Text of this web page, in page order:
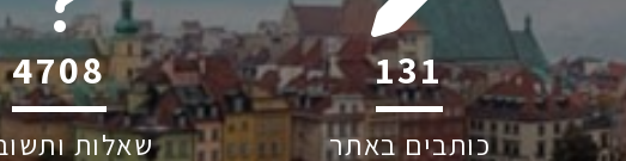
6045
שאלות
201
כותבים באתר